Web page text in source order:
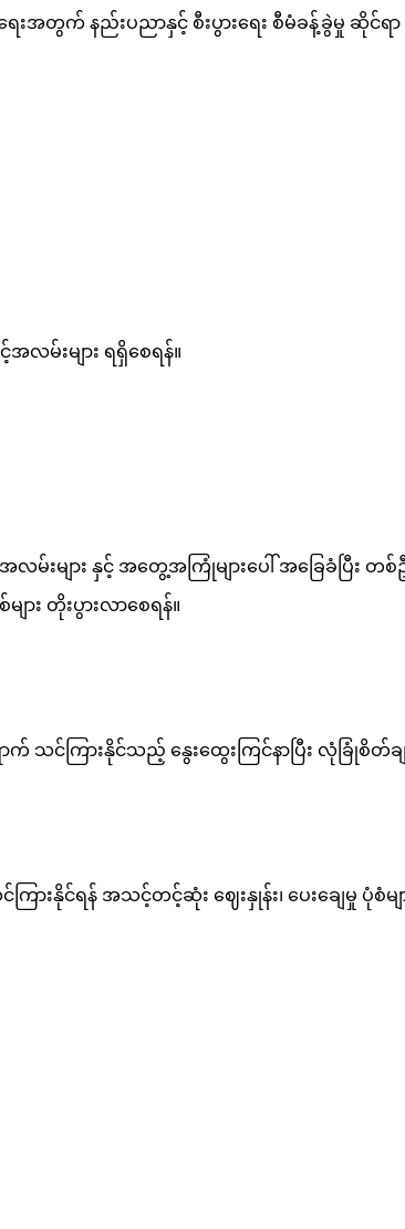
းအတွက် နည်းပညာနှင့် စီးပွားရေး စီမံခန့်ခွဲမှု ဆိုင်
လမ်းများ ရရှိစေရန်။
းများ နှင့် အတွေ့အကြုံများပေါ် အခြေခံပြီး
ား တိုးပွားလာစေရန်။
ာက် သင်ကြားနိုင်သည့် နွေးထွေးကြင်နာပြီး လုံခြုံစိ
န် အသင့်တင့်ဆုံး ဈေးနှုန်း၊ ပေးချေမှု ပုံစံများ